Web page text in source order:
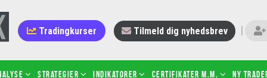
Tradingkurser Tilmeld dig nyhedsbrev
Strategier Indikatorer Certifikater m.m. Ny